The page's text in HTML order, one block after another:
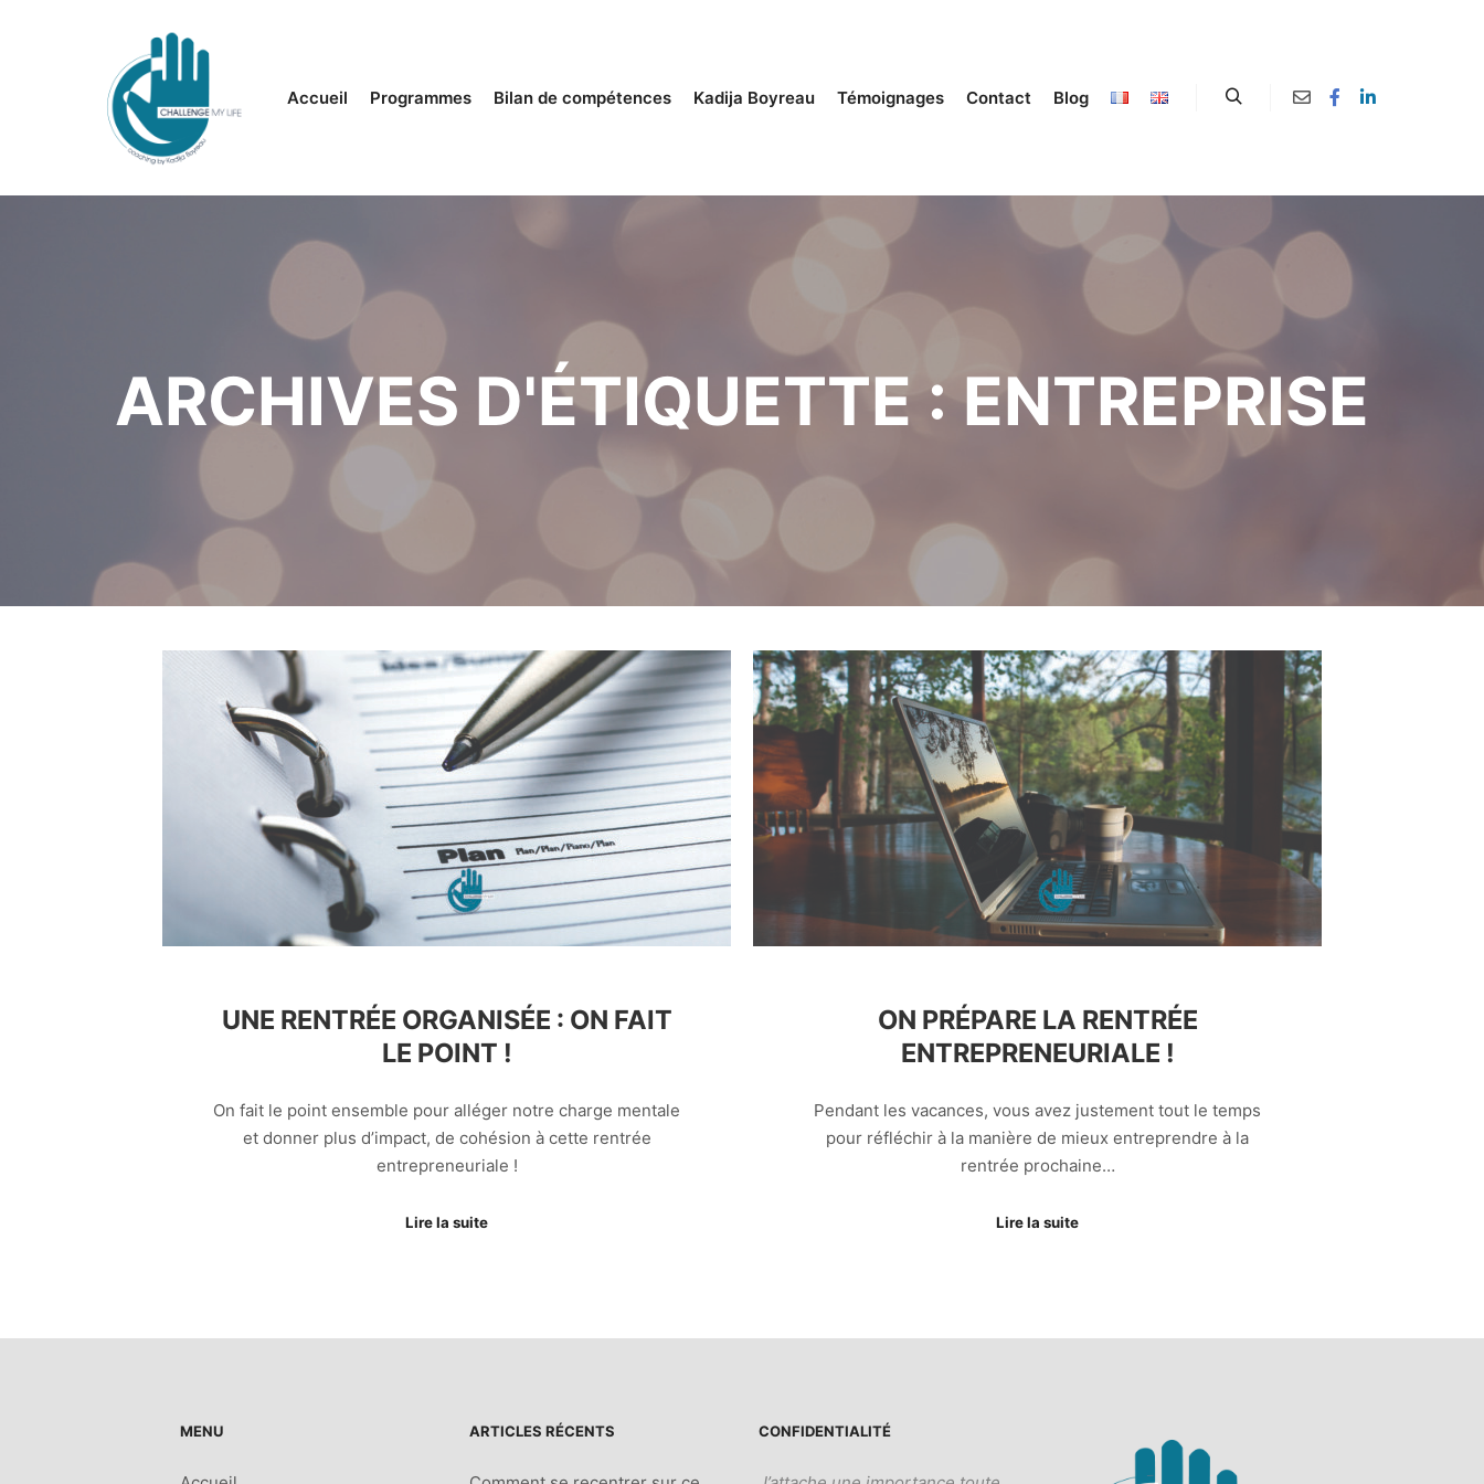
Accueil Programmes Bilan de compétences Kadija Boyreau Témoignages Contact Blog
ARCHIVES D'ÉTIQUETTE :ENTREPRISE
UNE RENTRÉE ORGANISÉE : ON FAIT
LE POINT !
On fait le point ensemble pour alléger notre charge mentale
et donner plus d’impact, de cohésion à cette rentrée
entrepreneuriale !
Lire la suite
ON PRÉPARE LA RENTRÉE
ENTREPRENEURIALE !
Pendant les vacances, vous avez justement tout le temps
pour réfléchir à la manière de mieux entreprendre à la
rentrée prochaine…
Lire la suite
MENU ARTICLES RÉCENTS CONFIDENTIALITÉ